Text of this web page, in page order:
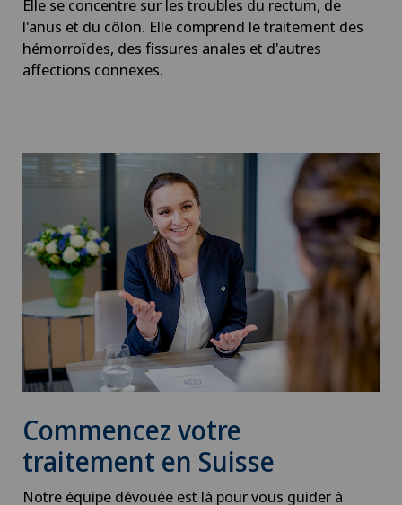
Elle se concentre sur les troubles du rectum, de
l'anus et du côlon. Elle comprend le traitement des
hémorroïdes, des fissures anales et d'autres
affections connexes.
Commencez votre
traitement en Suisse
Notre équipe dévouée est là pour vous guider à